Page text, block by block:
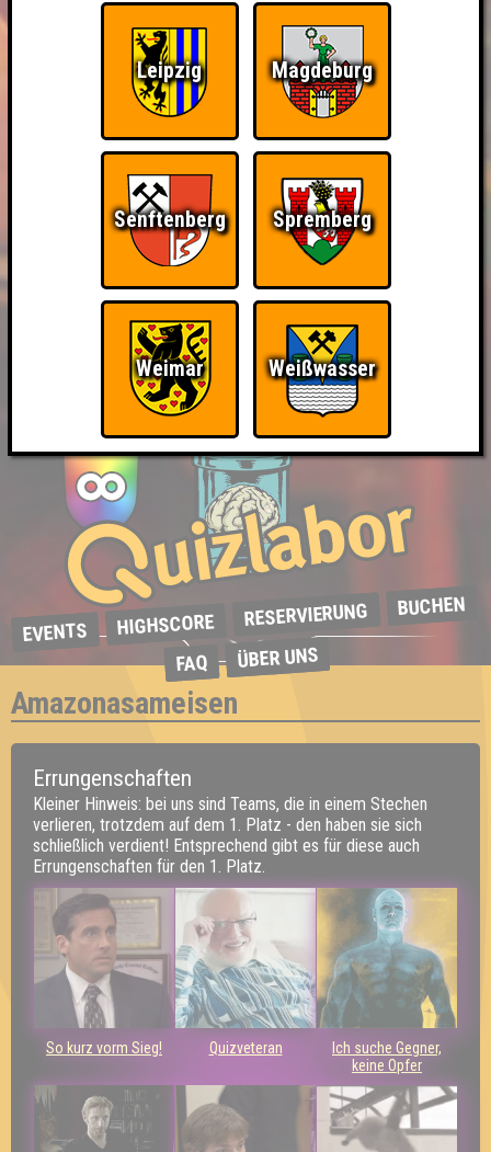
EVENTS HIGHSCORE RESERVIERUNG BUCHEN
FAQ ÜBER UNS
Amazonasameisen
Errungenschaften
Kleiner Hinweis: bei uns sind Teams, die in einem Stechen
verlieren, trotzdem auf dem 1. Platz - den haben sie sich
schließlich verdient! Entsprechend gibt es für diese auch
Errungenschaften für den 1. Platz.
So kurz vorm Sieg! Quizveteran
Ich suche Gegner,
keine Opfer
Leipzig Magdeburg
Senftenberg Spremberg
Weimar Weißwasser